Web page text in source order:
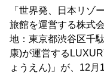
「世界発、日本リゾ
旅館を運営する株式
地：東京都渋谷区千
康)が運営する
ょうえん)」が、12